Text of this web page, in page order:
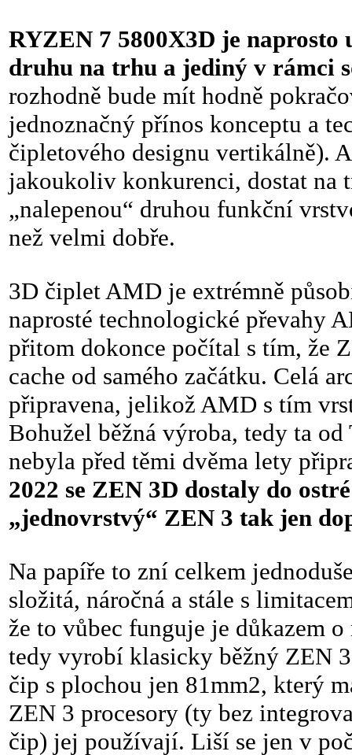
RYZEN 7 5800X3D je naprosto
druhu na trhu a jediný v rámci
rozhodně bude mít hodně
jednoznačný přínos konceptu a
čipletového designu vertikálně).
jakoukoliv konkurenci, dostat
„nalepenou“ druhou funkční
než velmi dobře.
3D čiplet AMD je extrémně
naprosté technologické převahy
přitom dokonce počítal s tím, že
cache od samého začátku. Celá
připravena, jelikož AMD s tím
Bohužel běžná výroba, tedy ta
nebyla před těmi dvěma lety
2022 se ZEN 3D dostaly do
„jednovrstvý“ ZEN 3 tak jen
Na papíře to zní celkem
složitá, náročná a stále s
že to vůbec funguje je důkazem
tedy vyrobí klasicky běžný ZEN
čip s plochou jen 81mm2, který
ZEN 3 procesory (ty bez
čip) jej používají. Liší se jen v